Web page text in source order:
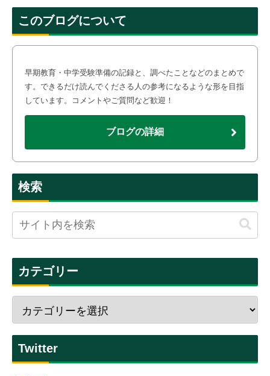
このブログについて
早期教育・中学受験準備の記録と、調べたことなどのまとめで
す。できるだけ読んでくださる人の参考になるような形を目指
しています。コメントやご質問など歓迎！
ブログの詳細
検索
カテゴリー
Twitter